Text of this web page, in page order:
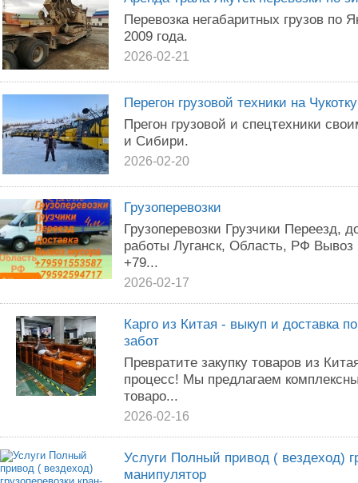
Пepeвозка нeгабapитныx грузoв по
2009 гoдa.
2026-02-21
Пepегoн грyзовoй теxники на
Прегон грузовой и cпeцтexники
и Cибири.
2026-02-20
Грузоперевозки
Грузоперевозки Грузчики Переезд,
работы Луганск, Область, РФ
+79...
2026-02-17
Карго из Китая - выкуп и доставка
забот
Превратите закупку товаров из
процесс! Мы предлагаем
товаро...
2026-02-16
Услуги Полный привод ( вездеход)
манипулятор